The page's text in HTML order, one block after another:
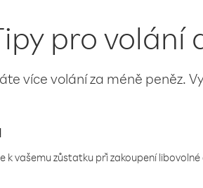
pro volání
více volání za méně peněz.
k vašemu zůstatku při zakoupení